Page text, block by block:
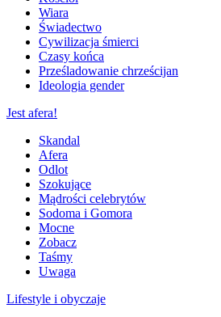
Wiara
Świadectwo
Cywilizacja śmierci
Czasy końca
Prześladowanie chrześcijan
Ideologia gender
Jest afera!
Skandal
Afera
Odlot
Szokujące
Mądrości celebrytów
Sodoma i Gomora
Mocne
Zobacz
Taśmy
Uwaga
Lifestyle i obyczaje